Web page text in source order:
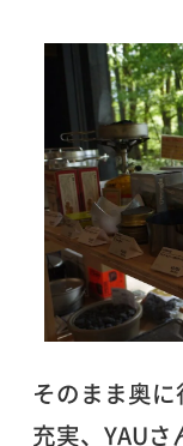
そのまま奥
充実、YAU